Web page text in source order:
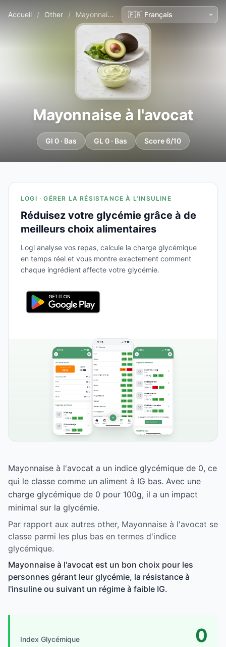
Accueil / Other / Mayonnaise à l'avocat
Mayonnaise à l'avocat
GI 0 · Bas GL 0 · Bas Score 6/10
LOGI · GÉRER LA RÉSISTANCE À L'INSULINE
Réduisez votre glycémie grâce à de
meilleurs choix alimentaires
Logi analyse vos repas, calcule la charge glycémique
en temps réel et vous montre exactement comment
chaque ingrédient affecte votre glycémie.
Mayonnaise à l'avocat a un indice glycémique de 0, ce
qui le classe comme un aliment à IG bas. Avec une
charge glycémique de 0 pour 100g, il a un impact
minimal sur la glycémie.
Par rapport aux autres other, Mayonnaise à l'avocat se
classe parmi les plus bas en termes d'indice
glycémique.
Mayonnaise à l'avocat est un bon choix pour les
personnes gérant leur glycémie, la résistance à
l'insuline ou suivant un régime à faible IG.
Index Glycémique 0